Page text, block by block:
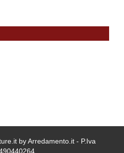
by Arredamento.it - P.Iva